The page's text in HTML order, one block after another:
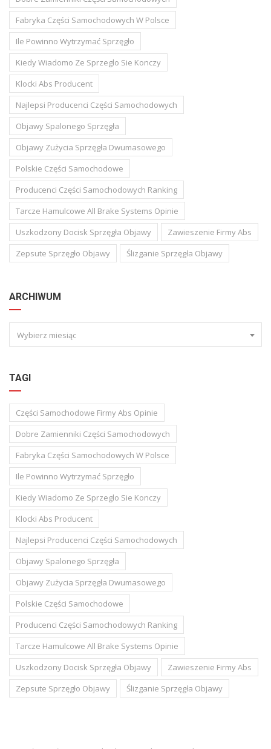
Fabryka Części Samochodowych W Polsce
Ile Powinno Wytrzymać Sprzęgło
Kiedy Wiadomo Ze Sprzeglo Sie Konczy
Klocki Abs Producent
Najlepsi Producenci Części Samochodowych
Objawy Spalonego Sprzęgła
Objawy Zużycia Sprzęgła Dwumasowego
Polskie Części Samochodowe
Producenci Części Samochodowych Ranking
Tarcze Hamulcowe All Brake Systems Opinie
Uszkodzony Docisk Sprzęgła Objawy
Zawieszenie Firmy Abs
Zepsute Sprzęgło Objawy
Ślizganie Sprzęgła Objawy
ARCHIWUM
Wybierz miesiąc
TAGI
Części Samochodowe Firmy Abs Opinie
Dobre Zamienniki Części Samochodowych
Fabryka Części Samochodowych W Polsce
Ile Powinno Wytrzymać Sprzęgło
Kiedy Wiadomo Ze Sprzeglo Sie Konczy
Klocki Abs Producent
Najlepsi Producenci Części Samochodowych
Objawy Spalonego Sprzęgła
Objawy Zużycia Sprzęgła Dwumasowego
Polskie Części Samochodowe
Producenci Części Samochodowych Ranking
Tarcze Hamulcowe All Brake Systems Opinie
Uszkodzony Docisk Sprzęgła Objawy
Zawieszenie Firmy Abs
Zepsute Sprzęgło Objawy
Ślizganie Sprzęgła Objawy